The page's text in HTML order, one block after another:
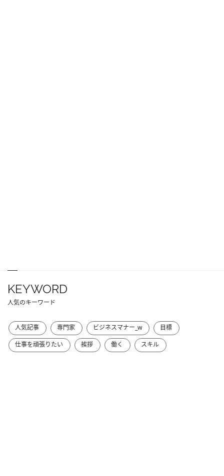
KEYWORD
人気のキーワード
人気記事 専門家 ビジネスマナー_w
目標
仕事を頑張りたい
挨拶 働く スキル